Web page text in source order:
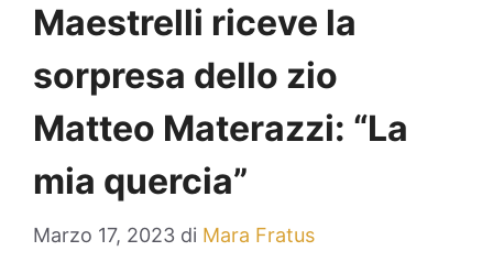
Maestrelli riceve la
sorpresa dello zio
Matteo Materazzi: “La
mia quercia”
Marzo 17, 2023 di Mara Fratus